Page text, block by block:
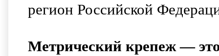
регион Российской
Метрический крепеж —